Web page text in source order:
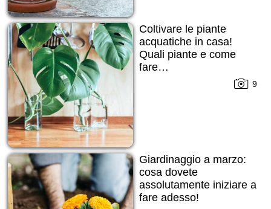
Coltivare le piante
acquatiche in casa!
Quali piante e come
fare…
9
Giardinaggio a marzo:
cosa dovete
assolutamente iniziare a
fare adesso!